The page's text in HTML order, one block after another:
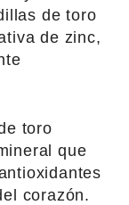
de toro
de zinc,
toro
que
corazón.